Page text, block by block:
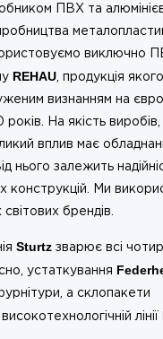
ПВХ та
виключно
REHAU , продукція якого
визнанням на
На якість виробів,
вплив має
нього залежить
конструкцій. Ми
брендів.
Sturtz зварює всі
устаткування
а склопакети
лінії